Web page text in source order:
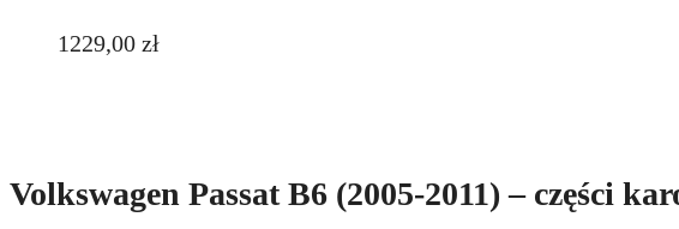
1229,00 zł
Volkswagen Passat B6 (2005-2011) – części